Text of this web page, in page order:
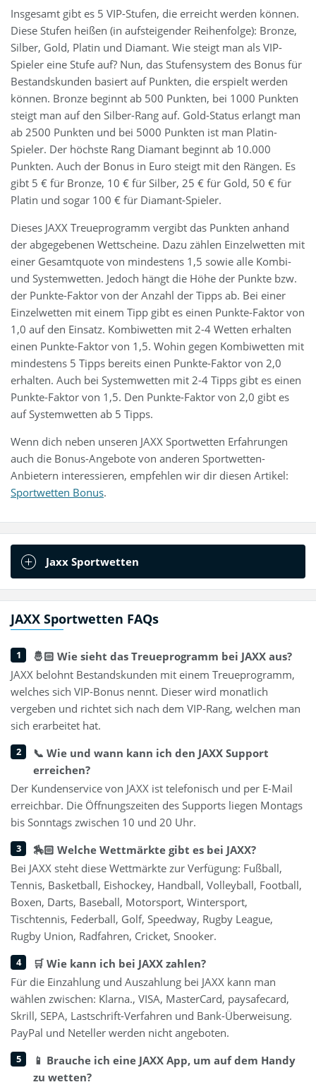
Insgesamt gibt es 5 VIP-Stufen, die erreicht werden können.
Diese Stufen heißen (in aufsteigender Reihenfolge): Bronze,
Silber, Gold, Platin und Diamant. Wie steigt man als VIP-
Spieler eine Stufe auf? Nun, das Stufensystem des Bonus für
Bestandskunden basiert auf Punkten, die erspielt werden
können. Bronze beginnt ab 500 Punkten, bei 1000 Punkten
steigt man auf den Silber-Rang auf. Gold-Status erlangt man
ab 2500 Punkten und bei 5000 Punkten ist man Platin-
Spieler. Der höchste Rang Diamant beginnt ab 10.000
Punkten. Auch der Bonus in Euro steigt mit den Rängen. Es
gibt 5 € für Bronze, 10 € für Silber, 25 € für Gold, 50 € für
Platin und sogar 100 € für Diamant-Spieler.
Dieses JAXX Treueprogramm vergibt das Punkten anhand
der abgegebenen Wettscheine. Dazu zählen Einzelwetten mit
einer Gesamtquote von mindestens 1,5 sowie alle Kombi-
und Systemwetten. Jedoch hängt die Höhe der Punkte bzw.
der Punkte-Faktor von der Anzahl der Tipps ab. Bei einer
Einzelwetten mit einem Tipp gibt es einen Punkte-Faktor von
1,0 auf den Einsatz. Kombiwetten mit 2-4 Wetten erhalten
einen Punkte-Faktor von 1,5. Wohin gegen Kombiwetten mit
mindestens 5 Tipps bereits einen Punkte-Faktor von 2,0
erhalten. Auch bei Systemwetten mit 2-4 Tipps gibt es einen
Punkte-Faktor von 1,5. Den Punkte-Faktor von 2,0 gibt es
auf Systemwetten ab 5 Tipps.
Wenn dich neben unseren JAXX Sportwetten Erfahrungen
auch die Bonus-Angebote von anderen Sportwetten-
Anbietern interessieren, empfehlen wir dir diesen Artikel:
Sportwetten Bonus.
Jaxx Sportwetten
JAXX Sportwetten FAQs
🤴🏻 Wie sieht das Treueprogramm bei JAXX aus?
JAXX belohnt Bestandskunden mit einem Treueprogramm,
welches sich VIP-Bonus nennt. Dieser wird monatlich
vergeben und richtet sich nach dem VIP-Rang, welchen man
sich erarbeitet hat.
📞 Wie und wann kann ich den JAXX Support
erreichen?
Der Kundenservice von JAXX ist telefonisch und per E-Mail
erreichbar. Die Öffnungszeiten des Supports liegen Montags
bis Sonntags zwischen 10 und 20 Uhr.
🏇🏻 Welche Wettmärkte gibt es bei JAXX?
Bei JAXX steht diese Wettmärkte zur Verfügung: Fußball,
Tennis, Basketball, Eishockey, Handball, Volleyball, Football,
Boxen, Darts, Baseball, Motorsport, Wintersport,
Tischtennis, Federball, Golf, Speedway, Rugby League,
Rugby Union, Radfahren, Cricket, Snooker.
🛒 Wie kann ich bei JAXX zahlen?
Für die Einzahlung und Auszahlung bei JAXX kann man
wählen zwischen: Klarna., VISA, MasterCard, paysafecard,
Skrill, SEPA, Lastschrift-Verfahren und Bank-Überweisung.
PayPal und Neteller werden nicht angeboten.
📱 Brauche ich eine JAXX App, um auf dem Handy
zu wetten?